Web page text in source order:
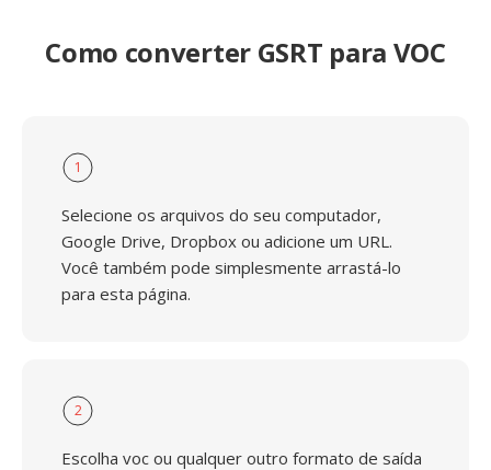
Como converter GSRT para VOC
1
Selecione os arquivos do seu computador,
Google Drive, Dropbox ou adicione um URL.
Você também pode simplesmente arrastá-lo
para esta página.
2
Escolha voc ou qualquer outro formato de saída